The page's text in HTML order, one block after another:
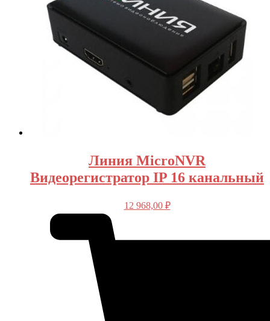
Линия MicroNVR
Видеорегистратор IP 16 канальный
12 968,00 ₽